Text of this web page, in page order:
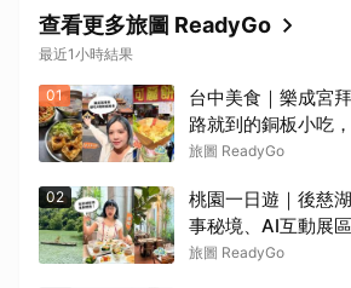
查看更多旅圖 ReadyGo
最近1小時結果
01
台中美食｜樂成宮
路就到的銅板小吃
臭豆腐、烤甜甜圈一
旅圖 ReadyGo
02
桃園一日遊｜後慈
事秘境、AI互動展
屋餐廳
旅圖 ReadyGo